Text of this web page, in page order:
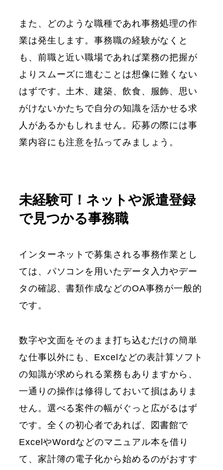
また、どのような職種であれ事務処理の作
業は発生します。事務職の経験がなくと
も、前職と近い職場であれば業務の把握が
よりスムーズに進むことは想像に難くない
はずです。土木、建築、飲食、服飾、思い
がけないかたちで自分の知識を活かせる求
人があるかもしれません。応募の際には事
業内容にも注意を払ってみましょう。
未経験可！ネットや派遣登録
で見つかる事務職
インターネットで募集される事務作業とし
ては、パソコンを用いたデータ入力やデー
タの確認、書類作成などのOA事務が一般的
です。
数字や文面をそのまま打ち込むだけの簡単
な仕事以外にも、Excelなどの表計算ソフト
の知識が求められる業務もありますから、
一通りの操作は修得しておいて損はありま
せん。選べる案件の幅がぐっと広がるはず
です。全くの初心者であれば、図書館で
ExcelやWordなどのマニュアル本を借り
て、家計簿の電子化から始めるのがおすす